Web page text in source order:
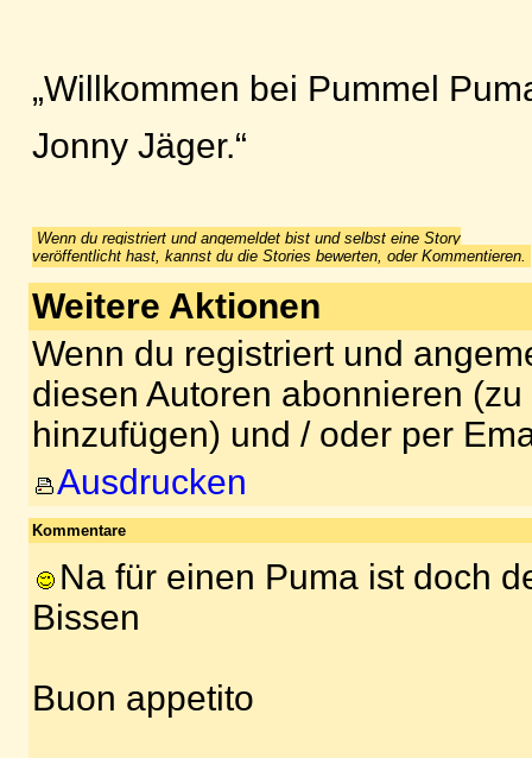
„Willkommen bei Pummel
Jonny Jäger.“
Wenn du registriert und angemeldet bist und selbst eine Story
veröffentlicht hast, kannst du die Stories bewerten, oder Kommentieren.
Weitere Aktionen
Wenn du registriert und
diesen Autoren abonnieren
hinzufügen) und / oder per
Ausdrucken
Kommentare
Na für einen Puma ist doch
Bissen
Buon appetito